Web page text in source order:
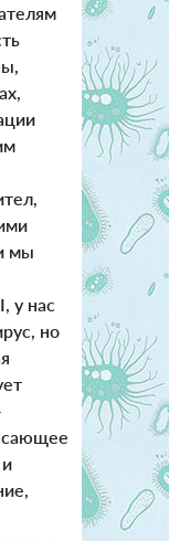
мы
у нас
но